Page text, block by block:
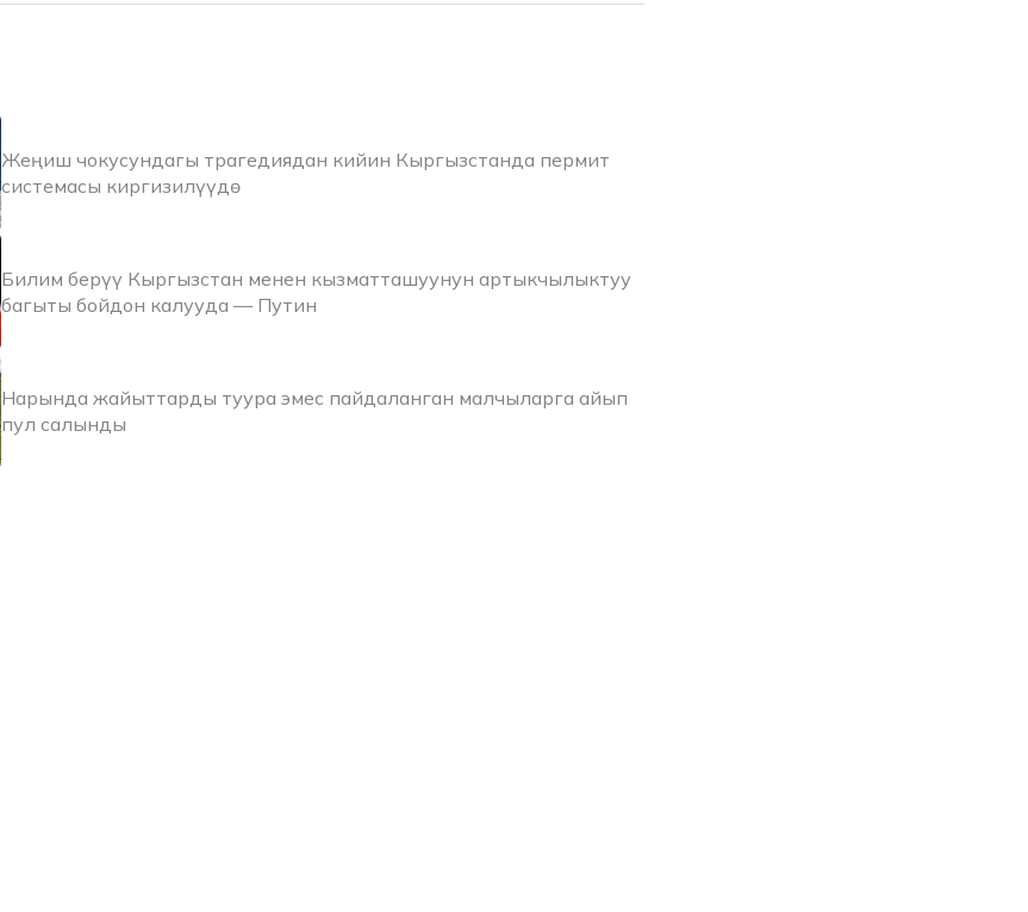
Жеңиш чокусундагы трагедиядан кийин Кыргызстанда пермит
системасы киргизилүүдө
Билим берүү Кыргызстан менен кызматташуунун артыкчылыктуу
багыты бойдон калууда — Путин
Нарында жайыттарды туура эмес пайдаланган малчыларга айып
пул салынды